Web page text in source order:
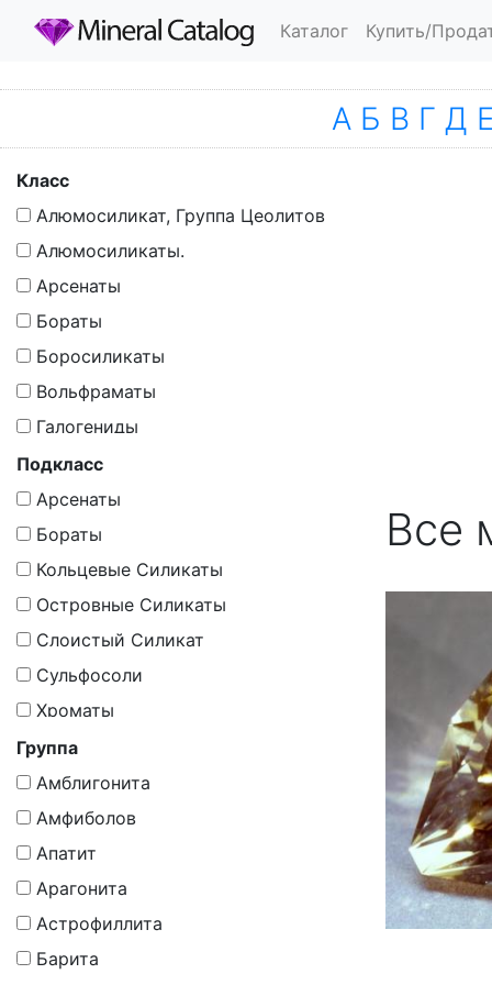
Каталог Купить/
Класс
Алюмосиликат, Группа Цеолитов
Алюмосиликаты.
Арсенаты
Бораты
Боросиликаты
Вольфраматы
Галогениды
Галогены
Карбонаты
Минералоиды
Молибдаты
Оксиды
Оксиды И Гидрoоксиды
Органическое Вещество
Органическое Вещество,
Школ - Минераллоид)
Силикаты, Гр. Цеолитов
Синтетика
Сложные Оксиды
Подкласс
Арсенаты
Бораты
Кольцевые Силикаты
Островные Силикаты
Слоистый Силикат
Сульфосоли
Хроматы
Группа
Амблигонита
Амфиболов
Апатит
Арагонита
Астрофиллита
Барита
Все
А Б В Г Д Е